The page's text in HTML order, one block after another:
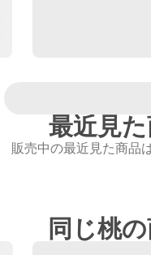
最近見
販売中の最近見た商品
同じ桃